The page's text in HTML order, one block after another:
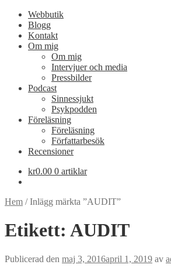
Webbutik
Blogg
Kontakt
Om mig
Om mig
Intervjuer och media
Pressbilder
Podcast
Sinnessjukt
Psykpodden
Föreläsning
Föreläsning
Författarbesök
Recensioner
kr0.00 0 artiklar
Hem /Inlägg märkta ”AUDIT”
Etikett: AUDIT
Publicerad den maj 3, 2016april 1, 2019 av